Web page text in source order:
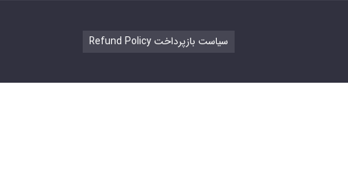
Refund Policy سیاست بازپرداخت